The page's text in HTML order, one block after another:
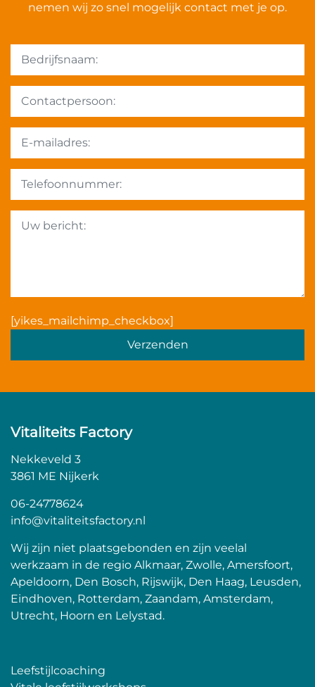
nemen wij zo snel mogelijk contact met je op.
[yikes_mailchimp_checkbox]
Vitaliteits Factory
Nekkeveld 3
3861 ME Nijkerk
06-24778624
info@vitaliteitsfactory.nl
Wij zijn niet plaatsgebonden en zijn veelal
werkzaam in de regio Alkmaar, Zwolle, Amersfoort,
Apeldoorn, Den Bosch, Rijswijk, Den Haag, Leusden,
Eindhoven, Rotterdam, Zaandam, Amsterdam,
Utrecht, Hoorn en Lelystad.
Leefstijlcoaching